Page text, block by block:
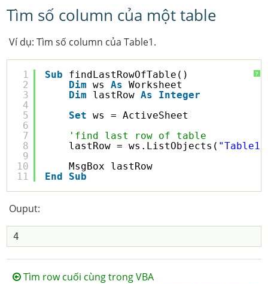
Tìm số column của một table
Ví dụ: Tìm số column của Table1.
?
1
2
3
4
5
6
7
8
9
10
11
Sub
findLastRowOfTable()
Dim
ws As
Worksheet
Dim
lastRow As
Integer
Set
ws = ActiveSheet
'find last row of table
lastRow = ws.ListObjects( "Table1"
MsgBox lastRow
End
Sub
Ouput:
Tìm row cuối cùng trong VBA